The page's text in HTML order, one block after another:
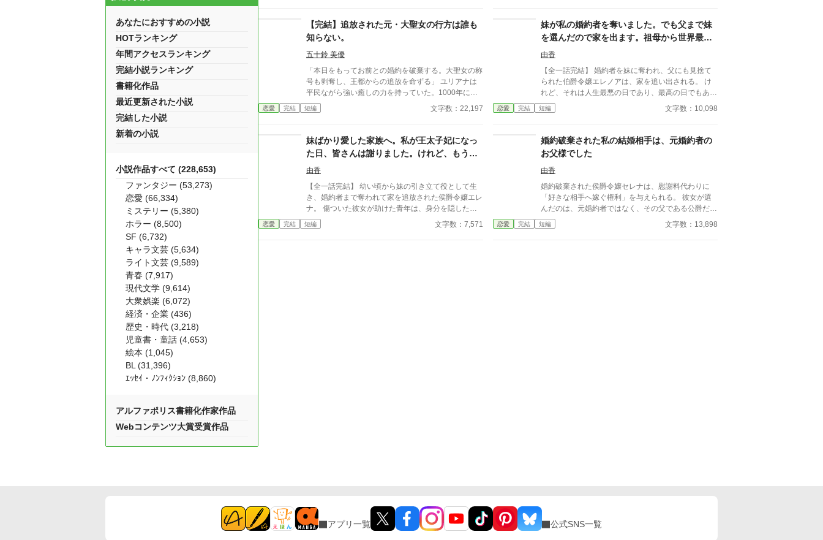
当に必要とされる場所へ辿り着く物語。
が正論を叩き込むお話。
【完結】追放された元・大聖女の行方は誰も
知らない。
五十鈴 美優
「本日をもってお前との婚約を破棄する。大聖女の称
号も剥奪し、王都からの追放を命ずる」 ユリアナは
平民ながら強い癒しの力を持っていた。1000年に一
度現れるとされる大聖女の称号を得て、婚約者となっ
た王子リッドと共に魔物討伐に邁進する日々を送って
かせ、ユリアナの癒しの力を濁らせていた。 そんな
時に圧倒的な力を持つ上級魔物が、王国北部に襲来す
る。 ユリアナは全力を尽くしたものの、多くの犠牲
を出してしまった。 ユリアナはその責任を押し付け
られ、大聖女の称号を剥奪される。リッドからの婚約
破棄に加え、王都からの追放を命じられた。 それか
ら一年。ユリアナはユーリと名を改め、顔を隠し、新
たな職に就いていた。
恋愛 完結 短編 文字数：22,197
妹が私の婚約者を奪いました。でも父まで妹
を選んだので家を出ます。祖母から世界最大
商会を継いだ私に、今さら帰ってこいと言わ
由香
【全一話完結】 婚約者を妹に奪われ、父にも見捨て
られた伯爵令嬢エレノアは、家を追い出される。 け
れど、それは人生最悪の日であり、最高の日でもあっ
た。 亡き祖母が遺したのは、世界最大商会の会頭の
座と莫大な財産。 商会を立て直し、世界中から称賛
てほしい」と泣きついてくるが……。 「あなたたち
が捨てたのは、私ではなく未来です。」 もう二度
と、その手は取りません。
恋愛 完結 短編 文字数：10,098
妹ばかり愛した家族へ。私が王太子妃になっ
た日、皆さんは謝りました。けれど、もう遅
いのです
由香
【全一話完結】 幼い頃から妹の引き立て役として生
き、婚約者まで奪われて家を追放された侯爵令嬢エレ
ナ。 傷ついた彼女が助けた青年は、身分を隠した王
太子だった。 一年後、王太子妃となったエレナの前
に現れたのは、今さら「家族だから」と擦り寄ってく
恋愛 完結 短編 文字数：7,571
婚約破棄された私の結婚相手は、元婚約者の
お父様でした
由香
婚約破棄された侯爵令嬢セレナは、慰謝料代わりに
「好きな相手へ嫁ぐ権利」を与えられる。 彼女が選
んだのは、元婚約者ではなく、その父である公爵だっ
た。 「え……父上と結婚？」 一夜にして元婚約者は
義理の息子となり、立場は完全逆転。 誠実な公爵と
恋愛 完結 短編 文字数：13,898
あなたにおすすめの小説
HOTランキング
年間アクセスランキング
完結小説ランキング
書籍化作品
最近更新された小説
完結した小説
新着の小説
小説作品すべて (228,653)
ファンタジー (53,273)
恋愛 (66,334)
ミステリー (5,380)
ホラー (8,500)
SF (6,732)
キャラ文芸 (5,634)
ライト文芸 (9,589)
青春 (7,917)
現代文学 (9,614)
大衆娯楽 (6,072)
経済・企業 (436)
歴史・時代 (3,218)
児童書・童話 (4,653)
絵本 (1,045)
BL (31,396)
ｴｯｾｲ・ﾉﾝﾌｨｸｼｮﾝ (8,860)
アルファポリス書籍化作家作品
Webコンテンツ大賞受賞作品
アプリ一覧 公式SNS一覧